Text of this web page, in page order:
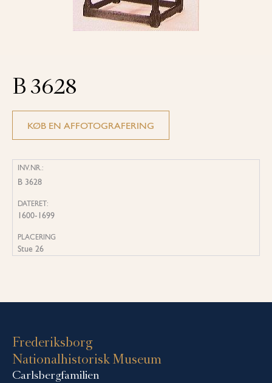
B 3628
KØB EN AFFOTOGRAFERING
INV.NR.:
B 3628
DATERET:
1600-1699
PLACERING
Stue 26
Frederiksborg
Nationalhistorisk Museum
Carlsbergfamilien